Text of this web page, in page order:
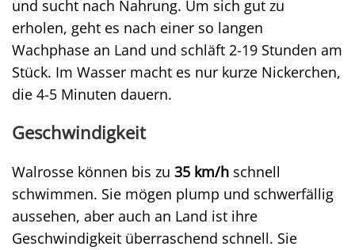
und sucht nach Nahrung. Um sich gut zu
erholen, geht es nach einer so langen
Wachphase an Land und schläft 2-19 Stunden am
Stück. Im Wasser macht es nur kurze Nickerchen,
die 4-5 Minuten dauern.
Geschwindigkeit
Walrosse können bis zu 35 km/h schnell
schwimmen. Sie mögen plump und schwerfällig
aussehen, aber auch an Land ist ihre
Geschwindigkeit überraschend schnell. Sie